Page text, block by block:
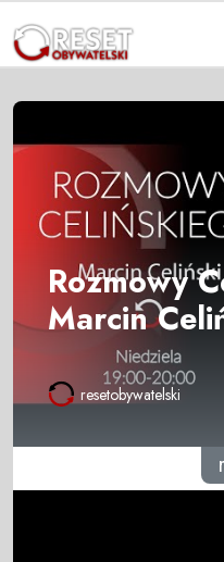
Rozmowy
Marcin
resetobywatelski